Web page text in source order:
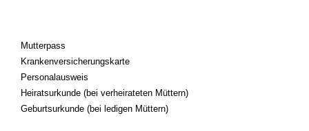
Mutterpass
Krankenversicherungskarte
Personalausweis
Heiratsurkunde (bei verheirateten Müttern)
Geburtsurkunde (bei ledigen Müttern)